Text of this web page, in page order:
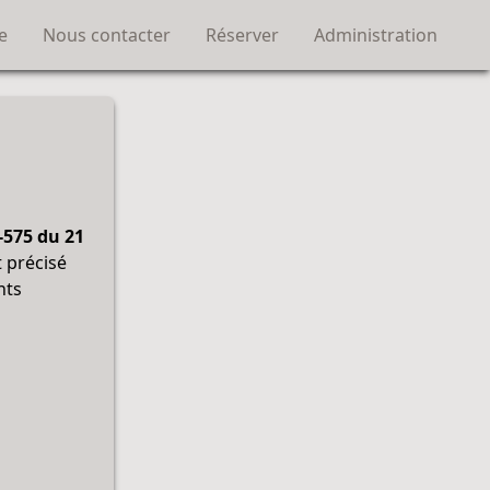
Nous contacter Réserver Administration
du 21
précisé